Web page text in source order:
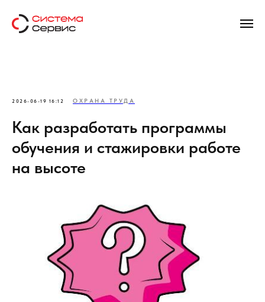
2026-06-19 16:12 ОХРАНА ТРУДА
Как разработать программы
обучения и стажировки работе
на высоте